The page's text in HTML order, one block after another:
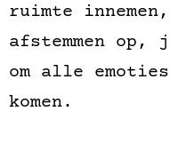
ruimte
afstemmen
om alle
komen.